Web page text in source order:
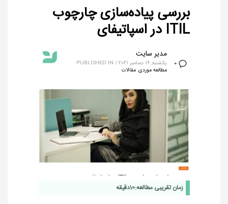
بررسی پیاده‌سازی چارچوب
ITIL در اسپاتیفای
0
مدیر سایت
یکشنبه, 19 دسامبر 2021 /
PUBLISHED IN
مطالعه موردی, مقالات
زمان تقریبی مطالعه:10دقیقه